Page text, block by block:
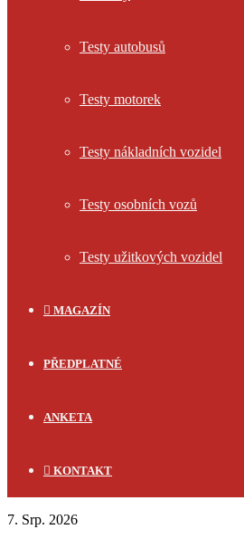
Testy autobusů
Testy motorek
Testy nákladních vozidel
Testy osobních vozů
Testy užitkových vozidel
MAGAZÍN
PŘEDPLATNÉ
ANKETA
KONTAKT
7. Srp. 2026